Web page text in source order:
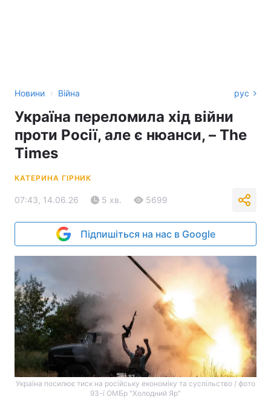
Новини › Війна рус
Україна переломила хід війни
проти Росії, але є нюанси, – The
Times
КАТЕРИНА ГІРНИК
07:43, 14.06.26 5 хв. 5699
Підпишіться на нас в Google
Україна посилює тиск на російську економіку та суспільство / фото
93-ї ОМБр "Холодний Яр"